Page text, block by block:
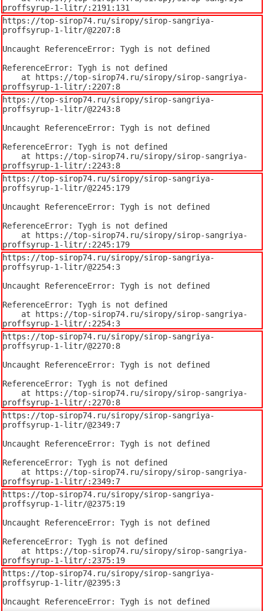
proffsyrup-1-litr/:2191:131
https://top-sirop74.ru/siropy/sirop-sangriya-
proffsyrup-1-litr/@2207:8
Uncaught ReferenceError: Tygh is not defined
ReferenceError: Tygh is not defined
proffsyrup-1-litr/:2207:8
https://top-sirop74.ru/siropy/sirop-sangriya-
proffsyrup-1-litr/@2243:8
Uncaught ReferenceError: Tygh is not defined
ReferenceError: Tygh is not defined
proffsyrup-1-litr/:2243:8
https://top-sirop74.ru/siropy/sirop-sangriya-
proffsyrup-1-litr/@2245:179
Uncaught ReferenceError: Tygh is not defined
ReferenceError: Tygh is not defined
proffsyrup-1-litr/:2245:179
https://top-sirop74.ru/siropy/sirop-sangriya-
proffsyrup-1-litr/@2254:3
Uncaught ReferenceError: Tygh is not defined
ReferenceError: Tygh is not defined
proffsyrup-1-litr/:2254:3
https://top-sirop74.ru/siropy/sirop-sangriya-
proffsyrup-1-litr/@2270:8
Uncaught ReferenceError: Tygh is not defined
ReferenceError: Tygh is not defined
proffsyrup-1-litr/:2270:8
https://top-sirop74.ru/siropy/sirop-sangriya-
proffsyrup-1-litr/@2349:7
Uncaught ReferenceError: Tygh is not defined
ReferenceError: Tygh is not defined
proffsyrup-1-litr/:2349:7
https://top-sirop74.ru/siropy/sirop-sangriya-
proffsyrup-1-litr/@2375:19
Uncaught ReferenceError: Tygh is not defined
ReferenceError: Tygh is not defined
proffsyrup-1-litr/:2375:19
https://top-sirop74.ru/siropy/sirop-sangriya-
proffsyrup-1-litr/@2395:3
Uncaught ReferenceError: Tygh is not defined